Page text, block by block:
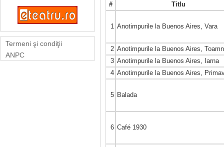
Termeni şi condiţii
ANPC
# Titlu
1 Anotimpurile la Buenos Aires, Vara
2 Anotimpurile la Buenos Aires,
3 Anotimpurile la Buenos Aires, Iarna
4 Anotimpurile la Buenos Aires,
5 Balada
6 Café 1930